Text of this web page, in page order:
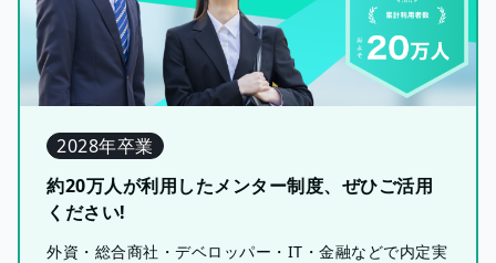
2028年卒業
約20万人が利用したメンター制度、ぜひご活用
ください!
外資・総合商社・デベロッパー・IT・金融などで内定実